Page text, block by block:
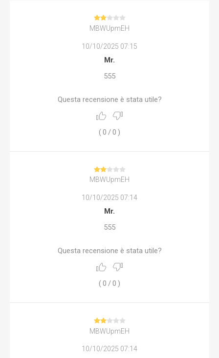
MBWUpmEH
10/10/2025 07:15
Mr.
555
Questa recensione è stata utile?
(0 /0 )
MBWUpmEH
10/10/2025 07:14
Mr.
555
Questa recensione è stata utile?
(0 /0 )
MBWUpmEH
10/10/2025 07:14